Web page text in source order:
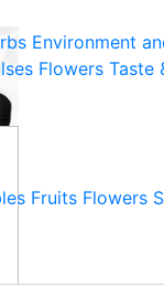
Environment
Flowers Taste
Fruits Flowers